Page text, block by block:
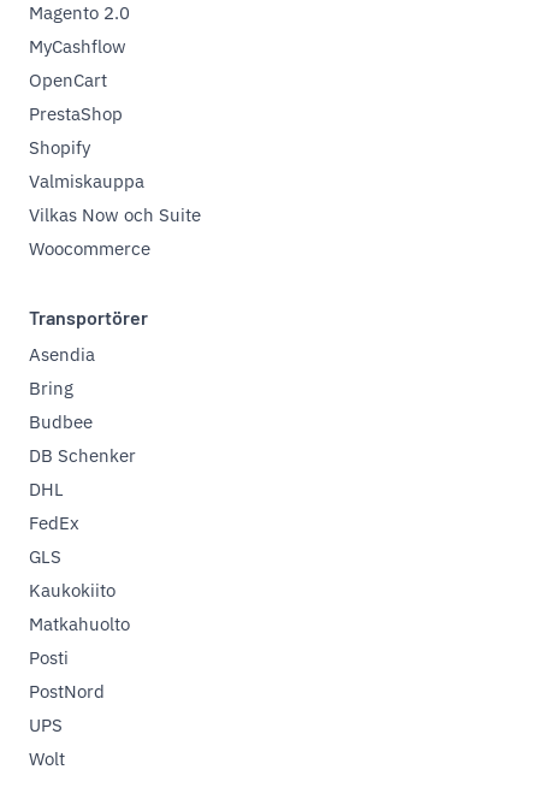
Magento 2.0
MyCashflow
OpenCart
PrestaShop
Shopify
Valmiskauppa
Vilkas Now och Suite
Woocommerce
Transportörer
Asendia
Bring
Budbee
DB Schenker
DHL
FedEx
GLS
Kaukokiito
Matkahuolto
Posti
PostNord
UPS
Wolt